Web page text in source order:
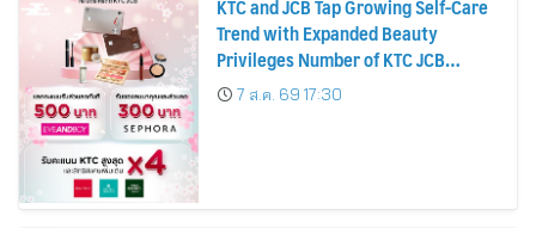
KTC and JCB Tap Growing Self-Care
Trend with Expanded Beauty
Privileges Number of KTC JCB
Cardmembers Spending on
Cosmetics Rises 26%
7 ส.ค. 69 17:30